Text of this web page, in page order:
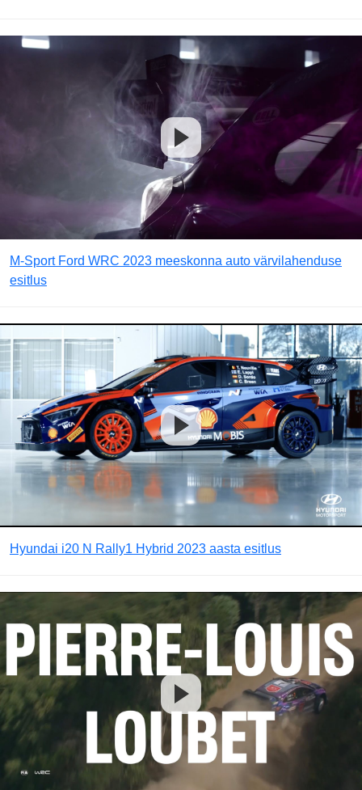
M-Sport Ford WRC 2023 meeskonna auto värvilahenduse
esitlus
Hyundai i20 N Rally1 Hybrid 2023 aasta esitlus